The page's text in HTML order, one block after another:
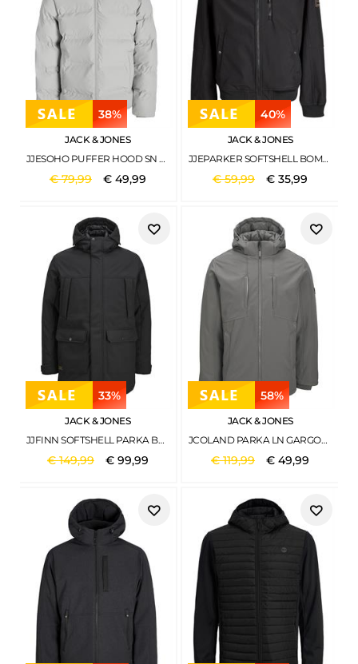
38%
JACK & JONES
JJESOHO PUFFER HOOD SN DOVE
€79,99 € 49,99
40%
JACK & JONES
JJEPARKER SOFTSHELL BOMBER SN BLACK
€59,99 €35,99
33%
JACK & JONES
JJFINN SOFTSHELL PARKA BLACK
€149,99 € 99,99
58%
JACK & JONES
JCOLAND PARKA LN GARGOYLE
€119,99 €49,99